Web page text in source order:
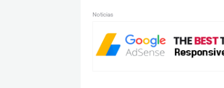
Noticias